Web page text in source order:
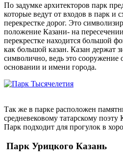
По задумке архитекторов парк
которые ведут от входов в парк и
перекрестке дорог. Это
положение Казани- на
перекрестке находится большой
как большой казан. Казан держат
символично, ведь это сооружение
основании и имени города.
Так же в парке расположен
средневековому татарскому поэту
Парк подходит для прогулок в
Парк Урицкого Казань